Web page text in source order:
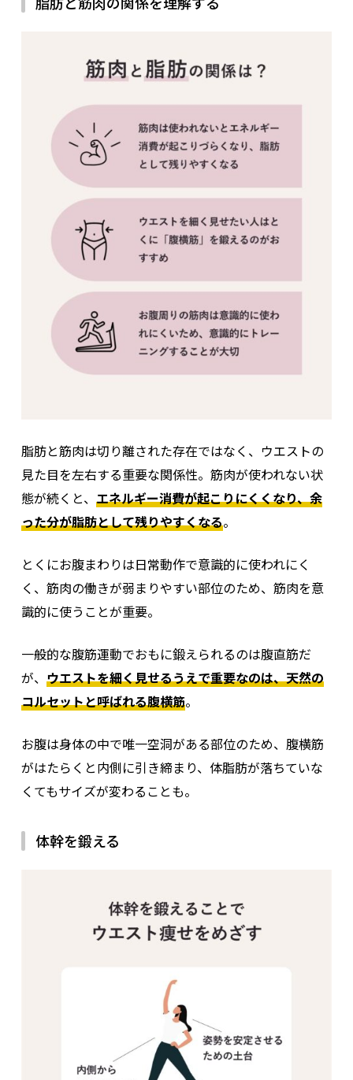
脂肪と筋肉は切り離された存在ではなく、ウエストの
見た目を左右する重要な関係性。 筋肉が使われない状
態が続くと、 エネルギー消費が起こりにくくなり、余
った分が脂肪として残りやすくなる。
とくにお腹まわりは日常動作で意識的に使われにく
く、筋肉の働きが弱まりやすい部位のため、筋肉を意
識的に使うことが重要。
一般的な腹筋運動でおもに鍛えられるのは腹直筋だ
が、 ウエストを細く見せるうえで重要なのは、天然の
コルセットと呼ばれる腹横筋。
お腹は身体の中で唯一空洞がある部位のため、腹横筋
がはたらくと内側に引き締まり、体脂肪が落ちていな
くてもサイズが変わることも。
体幹を鍛える